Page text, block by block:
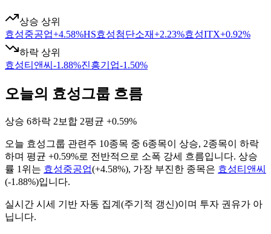
상승 상위
효성중공업+4.58%HS효성첨단소재+2.23%효성ITX+0.92%
하락 상위
효성티앤씨 -1.88%진흥기업-1.50%
오늘의 효성그룹 흐름
상승 6하락 2 보합 2평균 +0.59%
오늘 효성그룹 관련주 10종목 중 6종목이 상승, 2종목이 하락
하며 평균 +0.59%로 전반적으로 소폭 강세 흐름입니다. 상승
률 1위는 효성중공업(+4.58%), 가장 부진한 종목은 효성티앤씨
(-1.88%)입니다.
실시간 시세 기반 자동 집계(주기적 갱신)이며 투자 권유가 아
닙니다.